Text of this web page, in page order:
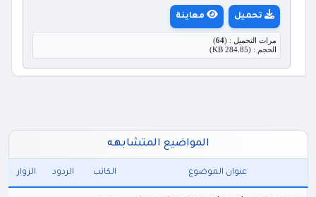
تحميل معاينة
مرات التحميل : (64
)
الحجم : (284.85 KB)
المواضيع المتشابهه
عنوان الموضوع الكاتب الردود الزوار